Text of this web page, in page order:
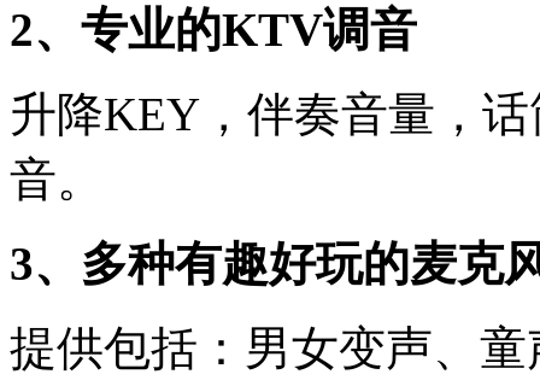
2、专业的KTV调音
升降KEY，伴奏音量，
音。
3、多种有趣好玩的麦克
提供包括：男女变声、